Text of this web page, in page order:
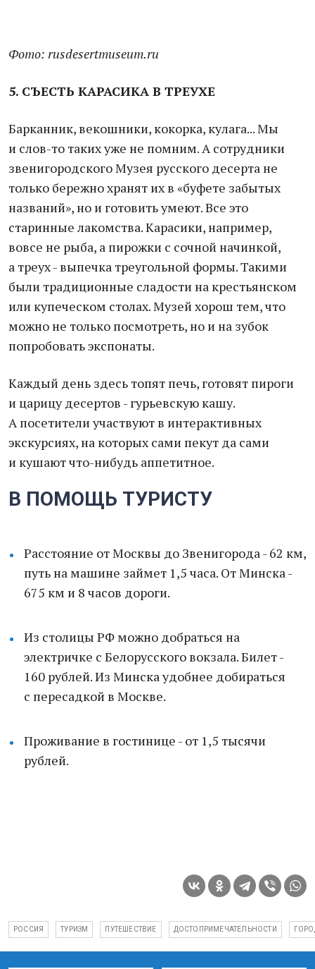
Фото: rusdesertmuseum.ru
5. СЪЕСТЬ КАРАСИКА В ТРЕУХЕ
Барканник, векошники, кокорка, кулага... Мы
и слов-то таких уже не помним. А сотрудники
звенигородского Музея русского десерта не
только бережно хранят их в «буфете забытых
названий», но и готовить умеют. Все это
старинные лакомства. Карасики, например,
вовсе не рыба, а пирожки с сочной начинкой,
а треух - выпечка треугольной формы. Такими
были традиционные сладости на крестьянском
или купеческом столах. Музей хорош тем, что
можно не только посмотреть, но и на зубок
попробовать экспонаты.
Каждый день здесь топят печь, готовят пироги
и царицу десертов - гурьевскую кашу.
А посетители участвуют в интерактивных
экскурсиях, на которых сами пекут да сами
и кушают что-нибудь аппетитное.
В ПОМОЩЬ ТУРИСТУ
Расстояние от Москвы до Звенигорода - 62 км,
путь на машине займет 1,5 часа. От Минска -
675 км и 8 часов дороги.
Из столицы РФ можно добраться на
электричке с Белорусского вокзала. Билет -
160 рублей. Из Минска удобнее добираться
с пересадкой в Москве.
Проживание в гостинице - от 1,5 тысячи
рублей.
РОССИЯ ТУРИЗМ ПУТЕШЕСТВИЕ ДОСТОПРИМЕЧАТЕЛЬНОСТИ